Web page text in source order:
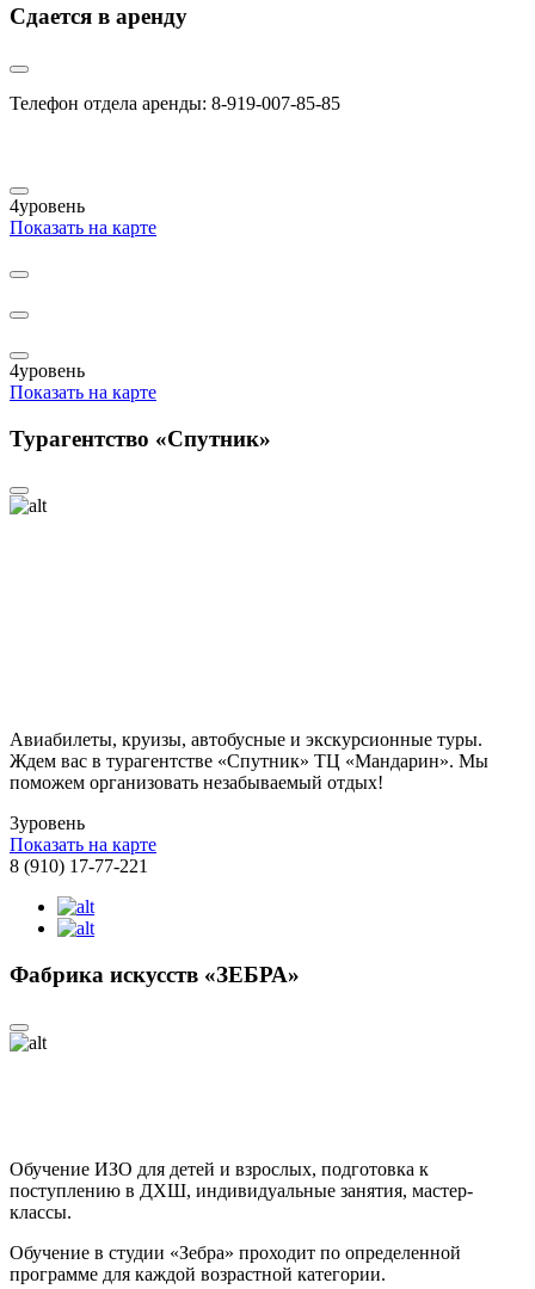
Сдается в аренду
Телефон отдела аренды: 8-919-007-85-85
4уровень
Показать на карте
4уровень
Показать на карте
Турагентство «Спутник»
Авиабилеты, круизы, автобусные и экскурсионные туры.
Ждем вас в турагентстве «Спутник» ТЦ «Мандарин». Мы
поможем организовать незабываемый отдых!
3уровень
Показать на карте
8 (910) 17-77-221
Фабрика искусств «ЗЕБРА»
Обучение ИЗО для детей и взрослых, подготовка к
поступлению в ДХШ, индивидуальные занятия, мастер-
классы.
Обучение в студии «Зебра» проходит по определенной
программе для каждой возрастной категории.